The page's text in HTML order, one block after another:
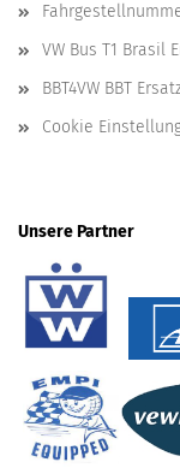
VW Bus T1
BBT4VW BBT
Cookie
Unsere Partner